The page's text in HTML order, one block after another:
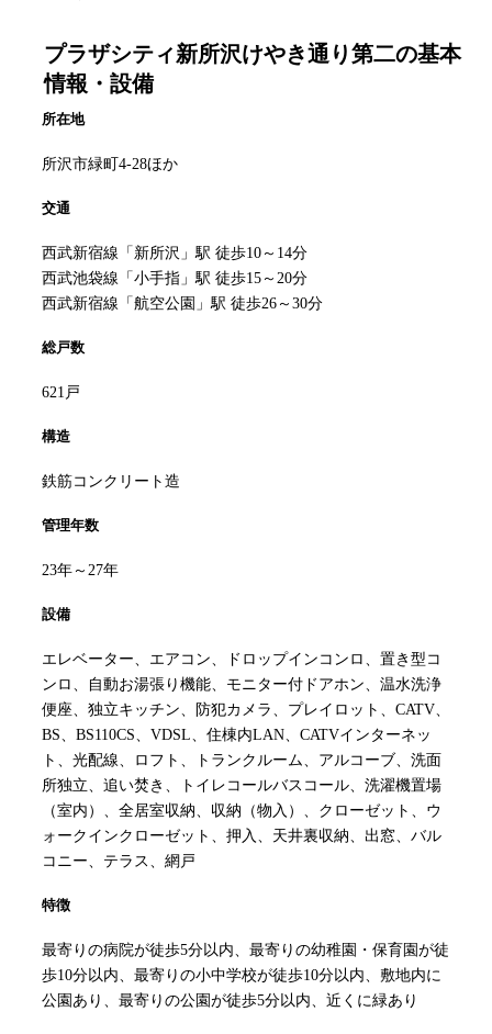
プラザシティ新所沢けやき通り第二の基本
情報・設備
所在地
所沢市緑町4-28ほか
交通
西武新宿線「新所沢」駅 徒歩10～14分
西武池袋線「小手指」駅 徒歩15～20分
西武新宿線「航空公園」駅 徒歩26～30分
総戸数
621戸
構造
鉄筋コンクリート造
管理年数
23年～27年
設備
エレベーター、エアコン、ドロップインコンロ、置き型コ
ンロ、自動お湯張り機能、モニター付ドアホン、温水洗浄
便座、独立キッチン、防犯カメラ、プレイロット、CATV、
BS、BS110CS、VDSL、住棟内LAN、CATVインターネッ
ト、光配線、ロフト、トランクルーム、アルコーブ、洗面
所独立、追い焚き、トイレコールバスコール、洗濯機置場
（室内）、全居室収納、収納（物入）、クローゼット、ウ
ォークインクローゼット、押入、天井裏収納、出窓、バル
コニー、テラス、網戸
特徴
最寄りの病院が徒歩5分以内、最寄りの幼稚園・保育園が徒
歩10分以内、最寄りの小中学校が徒歩10分以内、敷地内に
公園あり、最寄りの公園が徒歩5分以内、近くに緑あり